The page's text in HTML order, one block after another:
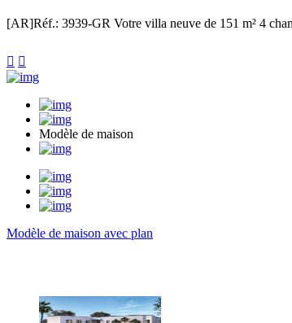
[AR]Réf.: 3939-GR Votre villa neuve de 151 m² 4
 
Modèle de maison
Modèle de maison avec plan